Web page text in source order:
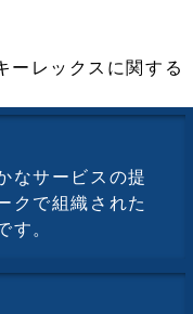
ーレックスに関する
なサービスの提
クで組織された
す。